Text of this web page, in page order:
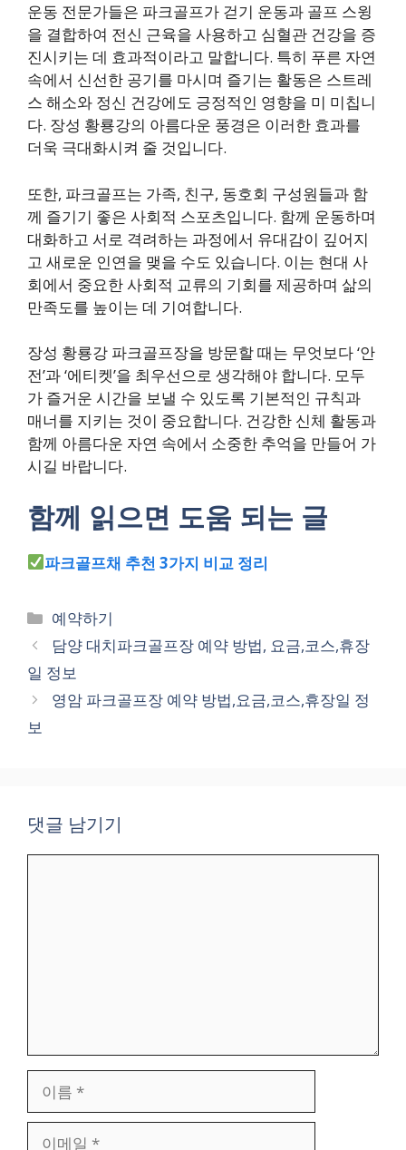
운동 전문가들은 파크골프가 걷기 운동과 골프 스윙
을 결합하여 전신 근육을 사용하고 심혈관 건강을 증
진시키는 데 효과적이라고 말합니다. 특히 푸른 자연
속에서 신선한 공기를 마시며 즐기는 활동은 스트레
스 해소와 정신 건강에도 긍정적인 영향을 미 미칩니
다. 장성 황룡강의 아름다운 풍경은 이러한 효과를
더욱 극대화시켜 줄 것입니다.
또한, 파크골프는 가족, 친구, 동호회 구성원들과 함
께 즐기기 좋은 사회적 스포츠입니다. 함께 운동하며
대화하고 서로 격려하는 과정에서 유대감이 깊어지
고 새로운 인연을 맺을 수도 있습니다. 이는 현대 사
회에서 중요한 사회적 교류의 기회를 제공하며 삶의
만족도를 높이는 데 기여합니다.
장성 황룡강 파크골프장을 방문할 때는 무엇보다 ‘안
전’과 ‘에티켓’을 최우선으로 생각해야 합니다. 모두
가 즐거운 시간을 보낼 수 있도록 기본적인 규칙과
매너를 지키는 것이 중요합니다. 건강한 신체 활동과
함께 아름다운 자연 속에서 소중한 추억을 만들어 가
시길 바랍니다.
함께 읽으면 도움 되는 글
파크골프채 추천 3가지 비교 정리
카
테
고
리
예약하기
담양 대치파크골프장 예약 방법, 요금,코스,휴장
일 정보
영암 파크골프장 예약 방법,요금,코스,휴장일 정
보
댓글 남기기